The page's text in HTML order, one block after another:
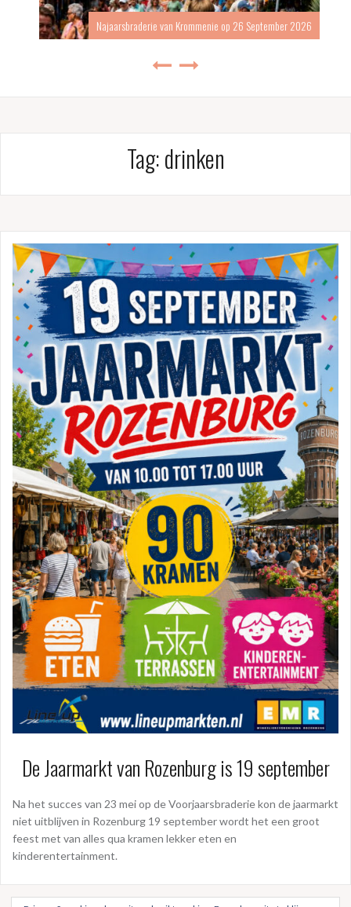
Najaarsbraderie van Krommenie op 26 September 2026
Tag:drinken
De Jaarmarkt van Rozenburg is 19 september
Na het succes van 23 mei op de Voorjaarsbraderie kon de jaarmarkt
niet uitblijven in Rozenburg 19 september wordt het een groot
feest met van alles qua kramen lekker eten en
kinderentertainment.